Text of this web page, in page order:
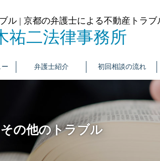
ル | 京都の弁護士による不動産トラブ
祐二法律事務所
弁護士紹介 初回相談の流れ
その他のトラブル